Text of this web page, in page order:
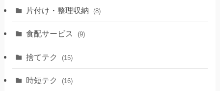
片付け・整理収納 (8)
食配サービス (9)
捨てテク (15)
時短テク (16)